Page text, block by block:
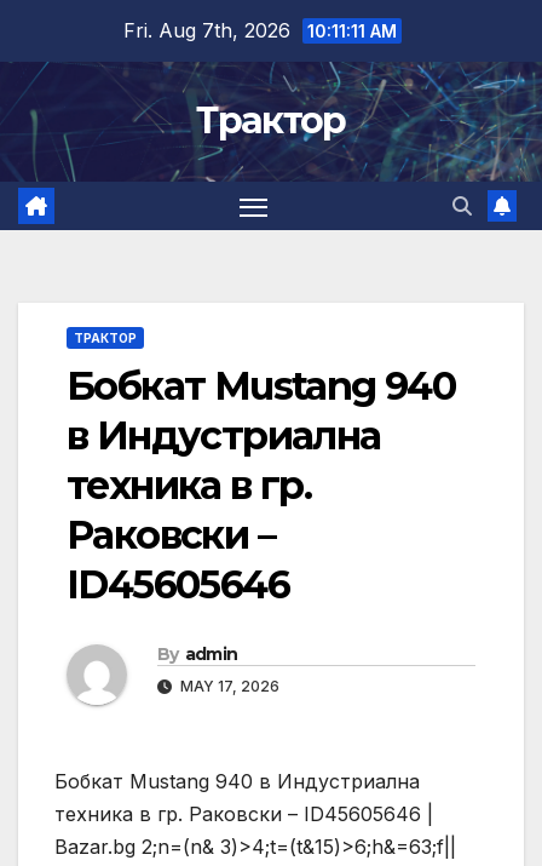
content
Fri. Aug 7th, 2026 10:11:11 AM
Трактор
ТРАКТОР
Бобкат Mustang 940
в Индустриална
техника в гр.
Раковски –
ID45605646
By admin
MAY 17, 2026
Бобкат Mustang 940 в Индустриална
техника в гр. Раковски – ID45605646 |
Bazar.bg 2;n=(n& 3)>4;t=(t&15)>6;h&=63;f||